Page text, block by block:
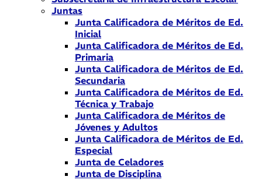
Juntas
Junta Calificadora de Méritos de Ed.
Inicial
Junta Calificadora de Méritos de Ed.
Primaria
Junta Calificadora de Méritos de Ed.
Secundaria
Junta Calificadora de Méritos de Ed.
Técnica y Trabajo
Junta Calificadora de Méritos de
Jóvenes y Adultos
Junta Calificadora de Méritos de Ed.
Especial
Junta de Celadores
Junta de Disciplina